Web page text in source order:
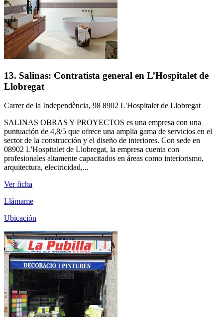
13. Salinas: Contratista general en L’Hospitalet de
Llobregat
Carrer de la Independència, 98 8902 L'Hospitalet de Llobregat
SALINAS OBRAS Y PROYECTOS es una empresa con una
puntuación de 4,8/5 que ofrece una amplia gama de servicios en el
sector de la construcción y el diseño de interiores. Con sede en
08902 L'Hospitalet de Llobregat, la empresa cuenta con
profesionales altamente capacitados en áreas como interiorismo,
arquitectura, electricidad,...
Ver ficha
Llámame
Ubicación